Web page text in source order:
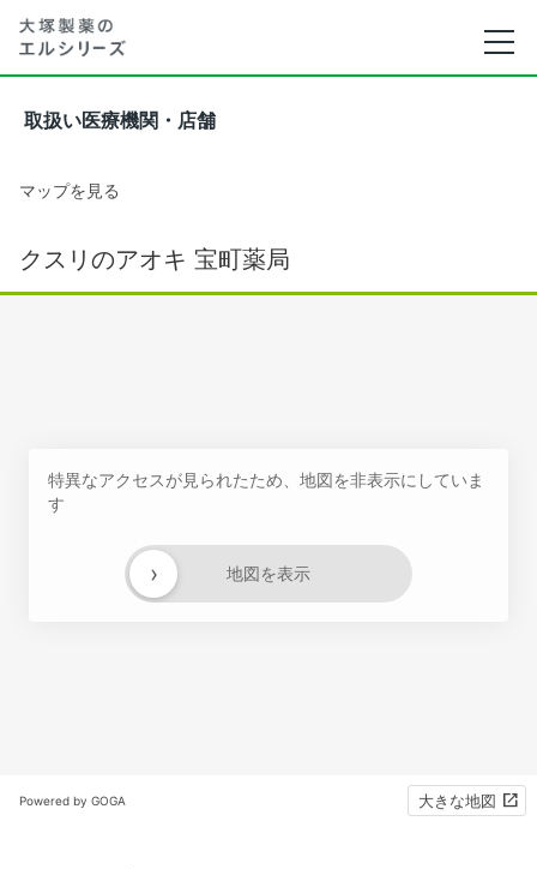
取扱い医療機関・店舗
マップを見る
クスリのアオキ 宝町薬局
特異なアクセスが見られたため、地図を非表示にしていま
す
地図を表示
›
Powered by GOGA 大きな地図